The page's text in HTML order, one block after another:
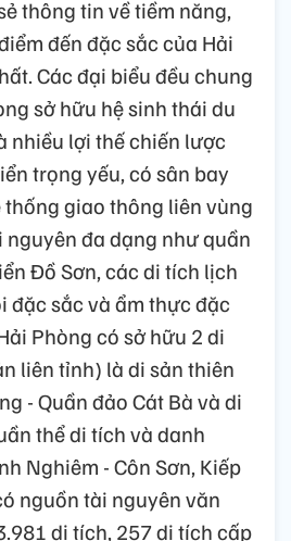
thông tin về tiềm năng,
đến đặc sắc của Hải
Các đại biểu đều chung
sở hữu hệ sinh thái du
nhiều lợi thế chiến lược
trọng yếu, có sân bay
thống giao thông liên vùng
đa dạng như quần
Đồ Sơn, các di tích lịch
đặc sắc và ẩm thực đặc
Phòng có sở hữu 2 di
liên tỉnh) là di sản thiên
- Quần đảo Cát Bà và di
thể di tích và danh
Nghiêm - Côn Sơn, Kiếp
nguồn tài nguyên văn
di tích, 257 di tích cấp